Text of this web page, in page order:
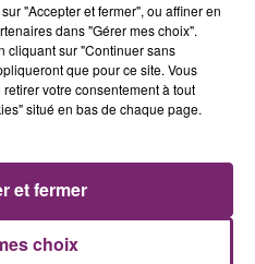
PODCASTS
PUBLICITÉ
"Accepter et fermer", ou affiner en
dans "Gérer mes choix".
cliquant sur "Continuer sans
que pour ce site. Vous
votre consentement à tout
situé en bas de chaque page.
choix
et fermer